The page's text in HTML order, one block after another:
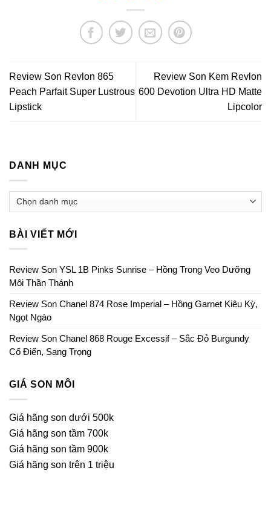
Review Son Revlon 865
Peach Parfait Super Lustrous
Lipstick
Review Son Kem Revlon
600 Devotion Ultra HD Matte
Lipcolor
DANH MỤC
BÀI VIẾT MỚI
Review Son YSL 1B Pinks Sunrise – Hồng Trong Veo Dưỡng
Môi Thần Thánh
Review Son Chanel 874 Rose Imperial – Hồng Garnet Kiêu Kỳ,
Ngọt Ngào
Review Son Chanel 868 Rouge Excessif – Sắc Đỏ Burgundy
Cổ Điển, Sang Trọng
GIÁ SON MÔI
Giá hãng son dưới 500k
Giá hãng son tầm 700k
Giá hãng son tầm 900k
Giá hãng son trên 1 triệu